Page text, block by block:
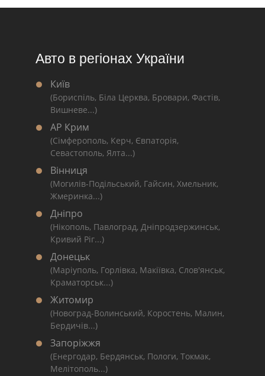
Авто в регіонах України
Київ
(Бориспіль, Біла Церква, Бровари, Фастів,
Вишневе...)
АР Крим
(Сімферополь, Керч, Євпаторія,
Севастополь, Ялта...)
Вінниця
(Могилів-Подільський, Гайсин, Хмельник,
Жмеринка...)
Дніпро
(Нікополь, Павлоград, Дніпродзержинськ,
Кривий Ріг...)
Донецьк
(Маріуполь, Горлівка, Макіївка, Слов'янськ,
Краматорськ...)
Житомир
(Новоград-Волинський, Коростень, Малин,
Бердичів...)
Запоріжжя
(Енергодар, Бердянськ, Пологи, Токмак,
Мелітополь...)